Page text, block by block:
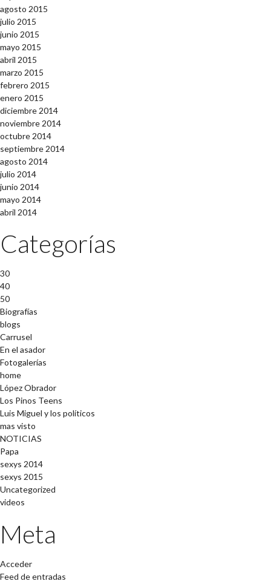
agosto 2015
julio 2015
junio 2015
mayo 2015
abril 2015
marzo 2015
febrero 2015
enero 2015
diciembre 2014
noviembre 2014
octubre 2014
septiembre 2014
agosto 2014
julio 2014
junio 2014
mayo 2014
abril 2014
Categorías
30
40
50
Biografías
blogs
Carrusel
En el asador
Fotogalerías
home
López Obrador
Los Pinos Teens
Luis Miguel y los políticos
mas visto
NOTICIAS
Papa
sexys 2014
sexys 2015
Uncategorized
videos
Meta
Acceder
Feed de entradas